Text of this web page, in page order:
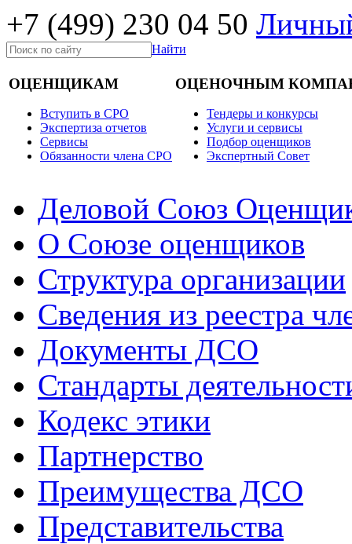
+7 (499) 230 04 50
Найти
ОЦЕНЩИКАМ
Вступить в СРО
Экспертиза отчетов
Cервисы
Обязанности члена СРО
ОЦЕНОЧНЫМ
Тендеры и конкурсы
Услуги и сервисы
Подбор оценщиков
Экспертный Совет
Деловой Союз
О Союзе оценщиков
Структура организации
Сведения из реестра
Документы ДСО
Стандарты
Кодекс этики
Партнерство
Преимущества ДСО
Представительства